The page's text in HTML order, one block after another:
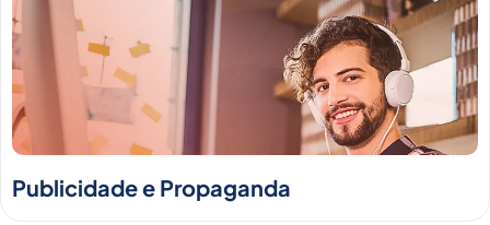
Publicidade e Propaganda